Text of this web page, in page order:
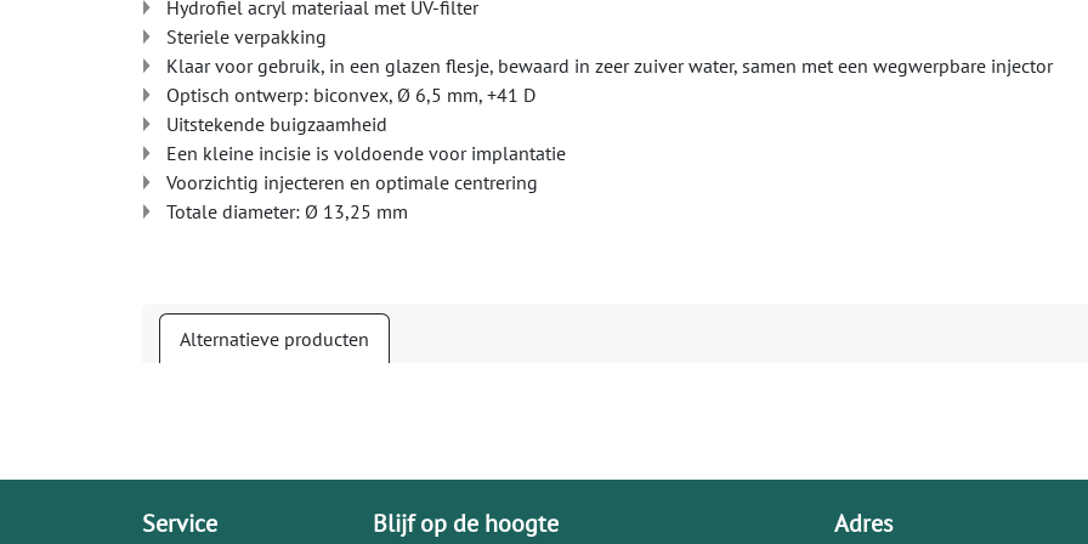
Hydrofiel acryl materiaal met UV-filter
Steriele verpakking
Klaar voor gebruik, in een glazen flesje, bewaard in zeer zuiver water, samen met een wegwerpbare injector
Optisch ontwerp: biconvex, Ø 6,5 mm, +41 D
Uitstekende buigzaamheid
Een kleine incisie is voldoende voor implantatie
Voorzichtig injecteren en optimale centrering
Totale diameter: Ø 13,25 mm
Alternatieve producten
Service Blijf op de hoogte Adres